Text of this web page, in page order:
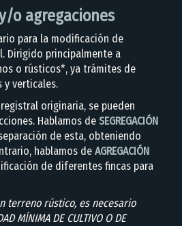
o agregaciones
para la modificación de
Dirigido principalmente a
o rústicos*, ya trámites de
y verticales.
originaria, se pueden
Hablamos de SEGREGACIÓN
de esta, obteniendo
hablamos de AGREGACIÓN
de diferentes fincas para
terreno rústico, es necesario
MÍNIMA DE CULTIVO O DE